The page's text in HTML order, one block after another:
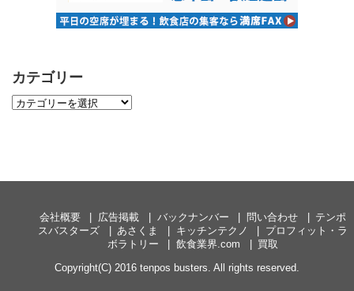
カテゴリー
会社概要 広告掲載 バックナンバー 問い合わせ
テンポ
スバスターズ
あさくま キッチンテクノ
プロフィット・ラ
ボラトリー
飲食業界.com
買取
Copyright(C) 2016 tenpos busters. All rights reserved.